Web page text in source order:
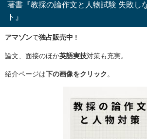
著書『教採の論作文と人物試験 失敗し
ト』
アマゾンで独占販売中 !
論文、面接のほか英語実技対策も充実。
紹介ページは下の画像をクリック 。